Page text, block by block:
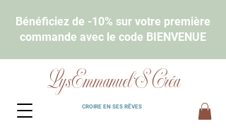
LysEmmanuel'S Créa
CROIRE EN SES RÊVES
Bénéficiez de -10% sur votre première
commande avec le code BIENVENUE